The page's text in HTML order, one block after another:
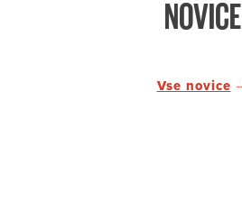
NOVICE
Vse novice